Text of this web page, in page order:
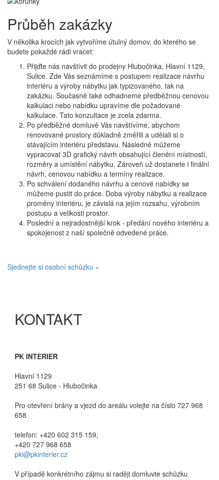
Průběh zakázky
V několika krocích jak vytvoříme útulný domov, do kterého se
budete pokaždé rádi vracet:
Přijďte nás navštívit do prodejny Hlubočinka, Hlavní 1129,
Sulice. Zde Vás seznámíme s postupem realizace návrhu
interiéru a výroby nábytku jak typizovaného, tak na
zakázku. Současně také odhadneme předběžnou cenovou
kalkulaci nebo nabídku upravíme dle požadované
kalkulace. Tato konzultace je zcela zdarma.
Po předběžné domluvě Vás navštívíme, abychom
renovované prostory důkladně změřili a udělali si o
stávajícím interiéru představu. Následně můžeme
vypracovat 3D grafický návrh obsahující členění místností,
rozměry a umístění nábytku. Zároveň už dostanete i finální
návrh, cenovou nabídku a termíny realizace.
Po schválení dodaného návrhu a cenové nabídky se
můžeme pustit do práce. Doba výroby nábytku a realizace
proměny interiéru, je závislá na jejím rozsahu, výrobním
postupu a velikosti prostor.
Poslední a nejradostnější krok - předání nového interiéru a
spokojenost z naší společně odvedené práce.
Sjednejte si osobní schůzku »
KONTAKT
PK INTERIER
Hlavní 1129
251 68 Sulice - Hlubočinka
Pro otevření brány a vjezd do areálu volejte na číslo 727 968
658
telefon: +420 602 315 159,
+420 727 968 658
pki@pkinterier.cz
V případě konkrétního zájmu si raději domluvte schůzku